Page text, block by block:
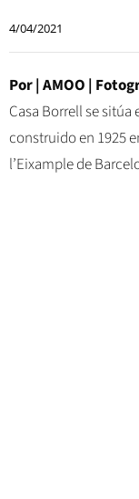
4/04/2021
Por | AMOO |
Casa Borrell se
construido en 1925
l’Eixample de